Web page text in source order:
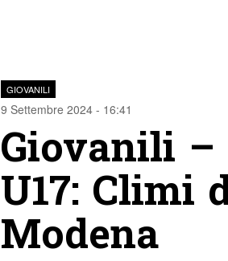
GIOVANILI
9 Settembre 2024 - 16:41
Giovanili
U17: Climi
Modena